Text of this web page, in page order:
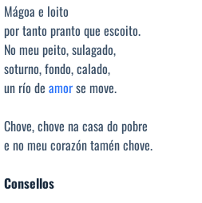
Mágoa e loito
por tanto pranto que escoito.
No meu peito, sulagado,
soturno, fondo, calado,
un río de amorse move.
Chove, chove na casa do pobre
e no meu corazón tamén chove.
Consellos